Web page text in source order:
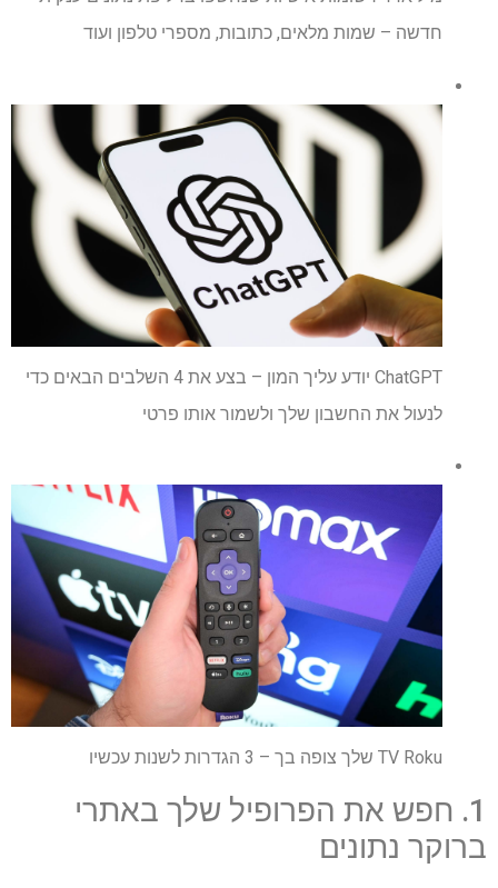
חדשה – שמות מלאים, כתובות, מספרי טלפון ועוד
ChatGPT יודע עליך המון – בצע את 4 השלבים הבאים כדי
לנעול את החשבון שלך ולשמור אותו פרטי
TV Roku שלך צופה בך – 3 הגדרות לשנות עכשיו
1. חפש את הפרופיל שלך באתרי
ברוקר נתונים